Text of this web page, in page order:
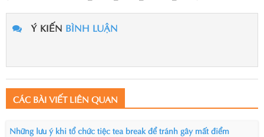
Ý KIẾN BÌNH LUẬN
CÁC BÀI VIẾT LIÊN QUAN
Những lưu ý khi tổ chức tiệc tea break để tránh gây mất điểm